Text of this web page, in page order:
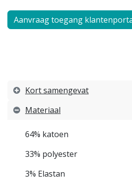
Aanvraag toegang
Kort samengevat
Materiaal
64% katoen
33% polyester
3% Elastan